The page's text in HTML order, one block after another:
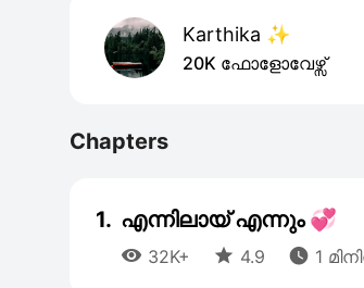
Karthika ✨
20K ഫോളോവേഴ്സ്
Chapters
1. എന്നിലായ് എന്നും 💞
 32K+  4.9  1